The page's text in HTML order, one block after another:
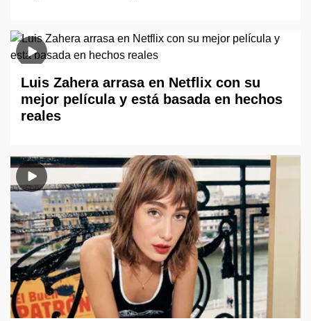
Luis Zahera arrasa en Netflix con su
mejor película y está basada en hechos
reales